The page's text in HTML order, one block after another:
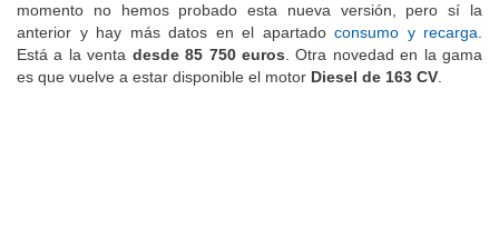
momento no hemos probado esta nueva versión, pero sí la
anterior y hay más datos en el apartado consumo y recarga
Está a la venta desde 85 750 euros . Otra novedad en la gama
es que vuelve a estar disponible el motor Diesel de 163 CV